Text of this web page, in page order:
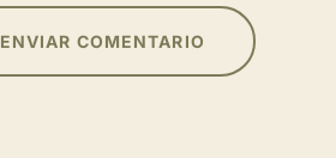
ENVIAR COMENTARIO